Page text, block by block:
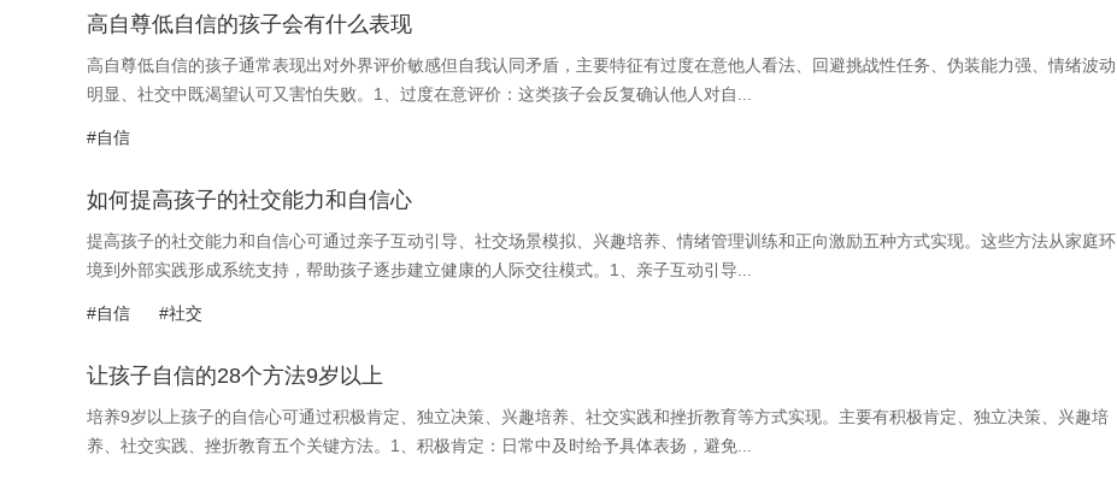
高自尊低自信的孩子会有什么表现
高自尊低自信的孩子通常表现出对外界评价敏感但自我认同矛盾，主要特征有过度在意他人看法、回避挑战性任务、伪装能力强、情绪波动
明显、社交中既渴望认可又害怕失败。1、过度在意评价：这类孩子会反复确认他人对自...
#自信
如何提高孩子的社交能力和自信心
提高孩子的社交能力和自信心可通过亲子互动引导、社交场景模拟、兴趣培养、情绪管理训练和正向激励五种方式实现。这些方法从家庭环
境到外部实践形成系统支持，帮助孩子逐步建立健康的人际交往模式。1、亲子互动引导...
#自信 #社交
让孩子自信的28个方法9岁以上
培养9岁以上孩子的自信心可通过积极肯定、独立决策、兴趣培养、社交实践和挫折教育等方式实现。主要有积极肯定、独立决策、兴趣培
养、社交实践、挫折教育五个关键方法。1、积极肯定：日常中及时给予具体表扬，避免...